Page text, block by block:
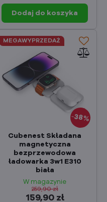
Dodaj do koszyka
38%
MEGAWYPRZEDAŻ
Cubenest Składana
magnetyczna
bezprzewodowa
ładowarka 3w1 E310
biała
W magazynie
159,90 zł
259,90 zł